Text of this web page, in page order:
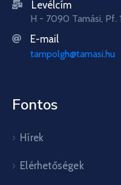
Levélcím
H - 7090 Tamási, Pf.
E-mail
tampolgh@tamasi.hu
Fontos
Hírek
Elérhetőségek